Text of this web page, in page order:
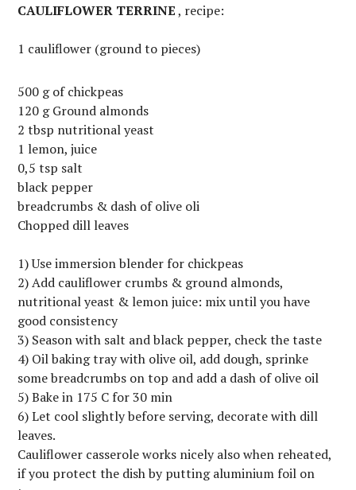
CAULIFLOWER TERRINE, recipe:
1 cauliflower (ground to pieces)
500 g of chickpeas
120 g Ground almonds
2 tbsp nutritional yeast
1 lemon, juice
0,5 tsp salt
black pepper
breadcrumbs & dash of olive oli
Chopped dill leaves
1) Use immersion blender for chickpeas
2) Add cauliflower crumbs & ground almonds,
nutritional yeast & lemon juice: mix until you have
good consistency
3) Season with salt and black pepper, check the taste
4) Oil baking tray with olive oil, add dough, sprinke
some breadcrumbs on top and add a dash of olive oil
5) Bake in 175 C for 30 min
6) Let cool slightly before serving, decorate with dill
leaves.
Cauliflower casserole works nicely also when reheated,
if you protect the dish by putting aluminium foil on